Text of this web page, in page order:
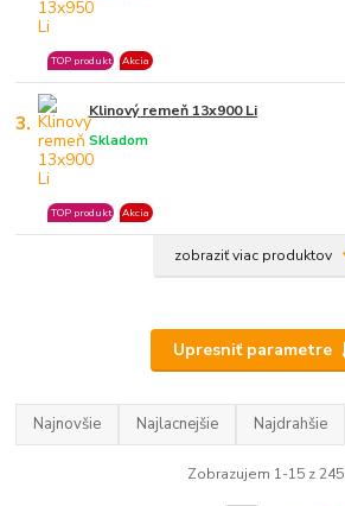
TOP produkt Akcia
3. Klinový remeň 13x900 Li
Skladom
TOP produkt Akcia
zobraziť viac produktov
Upresniť parametre
Najnovšie Najlacnejšie Najdrahšie
Zobrazujem 1-15 z 245